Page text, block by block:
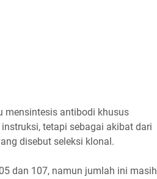
mensintesis antibodi khusus
tetapi sebagai akibat dari
disebut seleksi klonal.
dan 107, namun jumlah ini masih